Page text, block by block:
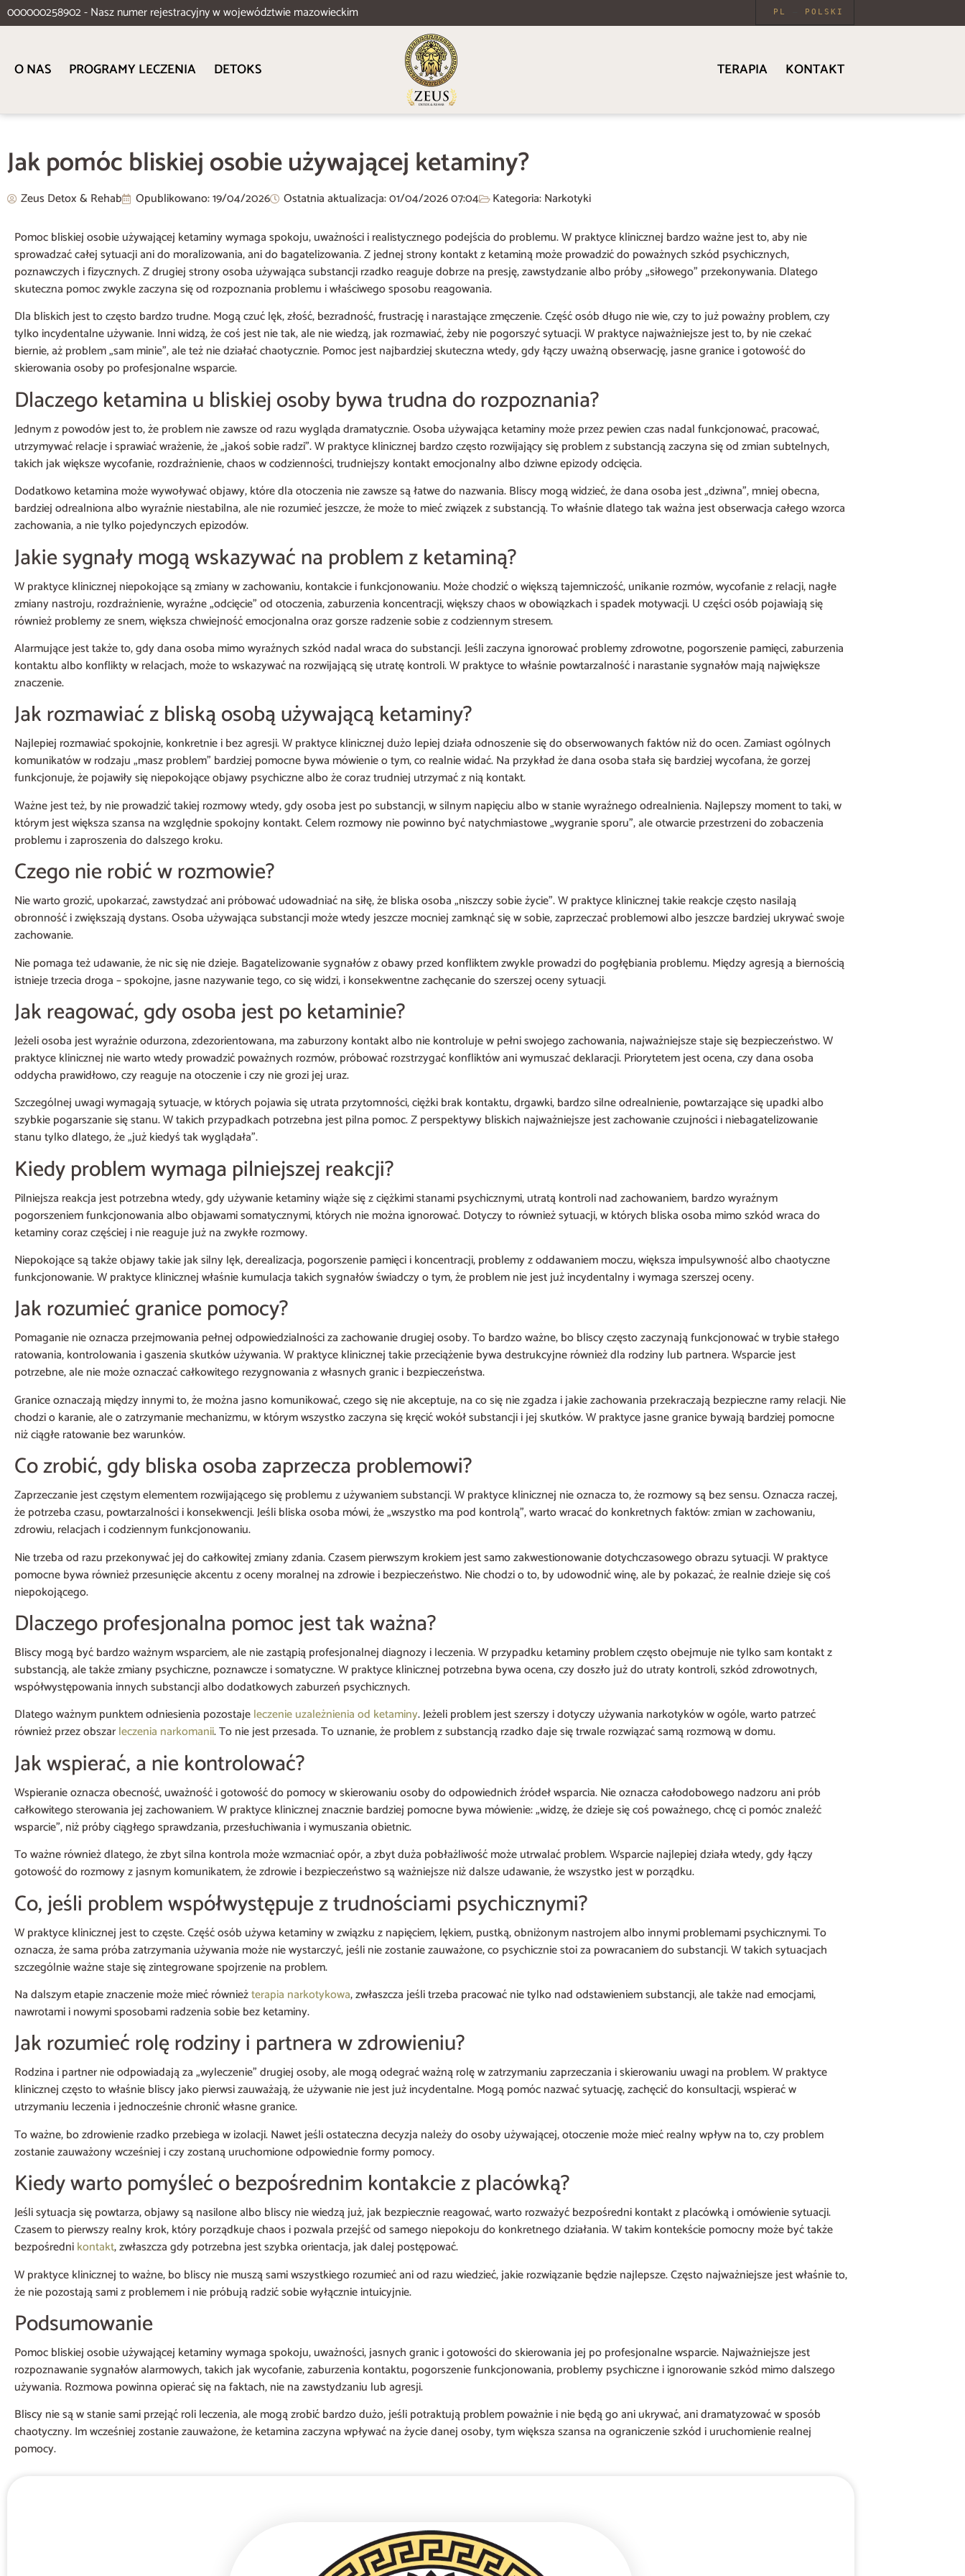
000000258902 - Nasz numer rejestracyjny w województwie mazowieckim POLSKI
PL
O NAS PROGRAMY LECZENIA DETOKS TERAPIA KONTAKT
Jak pomóc bliskiej osobie używającej ketaminy?
Zeus Detox & Rehab Opublikowano:19/04/2026 Ostatnia aktualizacja: 01/04/202607:04 Kategoria:Narkotyki
Pomoc bliskiej osobie używającej ketaminy wymaga spokoju, uważności i realistycznego podejścia do problemu. W praktyce klinicznej bardzo ważne jest to, aby nie
sprowadzać całej sytuacji ani do moralizowania, ani do bagatelizowania. Z jednej strony kontakt z ketaminą może prowadzić do poważnych szkód psychicznych,
poznawczych i fizycznych. Z drugiej strony osoba używająca substancji rzadko reaguje dobrze na presję, zawstydzanie albo próby „siłowego” przekonywania. Dlatego
skuteczna pomoc zwykle zaczyna się od rozpoznania problemu i właściwego sposobu reagowania.
Dla bliskich jest to często bardzo trudne. Mogą czuć lęk, złość, bezradność, frustrację i narastające zmęczenie. Część osób długo nie wie, czy to już poważny problem, czy
tylko incydentalne używanie. Inni widzą, że coś jest nie tak, ale nie wiedzą, jak rozmawiać, żeby nie pogorszyć sytuacji. W praktyce najważniejsze jest to, by nie czekać
biernie, aż problem „sam minie”, ale też nie działać chaotycznie. Pomoc jest najbardziej skuteczna wtedy, gdy łączy uważną obserwację, jasne granice i gotowość do
skierowania osoby po profesjonalne wsparcie.
Dlaczego ketamina u bliskiej osoby bywa trudna do rozpoznania?
Jednym z powodów jest to, że problem nie zawsze od razu wygląda dramatycznie. Osoba używająca ketaminy może przez pewien czas nadal funkcjonować, pracować,
utrzymywać relacje i sprawiać wrażenie, że „jakoś sobie radzi”. W praktyce klinicznej bardzo często rozwijający się problem z substancją zaczyna się od zmian subtelnych,
takich jak większe wycofanie, rozdrażnienie, chaos w codzienności, trudniejszy kontakt emocjonalny albo dziwne epizody odcięcia.
Dodatkowo ketamina może wywoływać objawy, które dla otoczenia nie zawsze są łatwe do nazwania. Bliscy mogą widzieć, że dana osoba jest „dziwna”, mniej obecna,
bardziej odrealniona albo wyraźnie niestabilna, ale nie rozumieć jeszcze, że może to mieć związek z substancją. To właśnie dlatego tak ważna jest obserwacja całego wzorca
zachowania, a nie tylko pojedynczych epizodów.
Jakie sygnały mogą wskazywać na problem z ketaminą?
W praktyce klinicznej niepokojące są zmiany w zachowaniu, kontakcie i funkcjonowaniu. Może chodzić o większą tajemniczość, unikanie rozmów, wycofanie z relacji, nagłe
zmiany nastroju, rozdrażnienie, wyraźne „odcięcie” od otoczenia, zaburzenia koncentracji, większy chaos w obowiązkach i spadek motywacji. U części osób pojawiają się
również problemy ze snem, większa chwiejność emocjonalna oraz gorsze radzenie sobie z codziennym stresem.
Alarmujące jest także to, gdy dana osoba mimo wyraźnych szkód nadal wraca do substancji. Jeśli zaczyna ignorować problemy zdrowotne, pogorszenie pamięci, zaburzenia
kontaktu albo konflikty w relacjach, może to wskazywać na rozwijającą się utratę kontroli. W praktyce to właśnie powtarzalność i narastanie sygnałów mają największe
znaczenie.
Jak rozmawiać z bliską osobą używającą ketaminy?
Najlepiej rozmawiać spokojnie, konkretnie i bez agresji. W praktyce klinicznej dużo lepiej działa odnoszenie się do obserwowanych faktów niż do ocen. Zamiast ogólnych
komunikatów w rodzaju „masz problem” bardziej pomocne bywa mówienie o tym, co realnie widać. Na przykład że dana osoba stała się bardziej wycofana, że gorzej
funkcjonuje, że pojawiły się niepokojące objawy psychiczne albo że coraz trudniej utrzymać z nią kontakt.
Ważne jest też, by nie prowadzić takiej rozmowy wtedy, gdy osoba jest po substancji, w silnym napięciu albo w stanie wyraźnego odrealnienia. Najlepszy moment to taki, w
którym jest większa szansa na względnie spokojny kontakt. Celem rozmowy nie powinno być natychmiastowe „wygranie sporu”, ale otwarcie przestrzeni do zobaczenia
problemu i zaproszenia do dalszego kroku.
Czego nie robić w rozmowie?
Nie warto grozić, upokarzać, zawstydzać ani próbować udowadniać na siłę, że bliska osoba „niszczy sobie życie”. W praktyce klinicznej takie reakcje często nasilają
obronność i zwiększają dystans. Osoba używająca substancji może wtedy jeszcze mocniej zamknąć się w sobie, zaprzeczać problemowi albo jeszcze bardziej ukrywać swoje
zachowanie.
Nie pomaga też udawanie, że nic się nie dzieje. Bagatelizowanie sygnałów z obawy przed konfliktem zwykle prowadzi do pogłębiania problemu. Między agresją a biernością
istnieje trzecia droga – spokojne, jasne nazywanie tego, co się widzi, i konsekwentne zachęcanie do szerszej oceny sytuacji.
Jak reagować, gdy osoba jest po ketaminie?
Jeżeli osoba jest wyraźnie odurzona, zdezorientowana, ma zaburzony kontakt albo nie kontroluje w pełni swojego zachowania, najważniejsze staje się bezpieczeństwo. W
praktyce klinicznej nie warto wtedy prowadzić poważnych rozmów, próbować rozstrzygać konfliktów ani wymuszać deklaracji. Priorytetem jest ocena, czy dana osoba
oddycha prawidłowo, czy reaguje na otoczenie i czy nie grozi jej uraz.
Szczególnej uwagi wymagają sytuacje, w których pojawia się utrata przytomności, ciężki brak kontaktu, drgawki, bardzo silne odrealnienie, powtarzające się upadki albo
szybkie pogarszanie się stanu. W takich przypadkach potrzebna jest pilna pomoc. Z perspektywy bliskich najważniejsze jest zachowanie czujności i niebagatelizowanie
stanu tylko dlatego, że „już kiedyś tak wyglądała”.
Kiedy problem wymaga pilniejszej reakcji?
Pilniejsza reakcja jest potrzebna wtedy, gdy używanie ketaminy wiąże się z ciężkimi stanami psychicznymi, utratą kontroli nad zachowaniem, bardzo wyraźnym
pogorszeniem funkcjonowania albo objawami somatycznymi, których nie można ignorować. Dotyczy to również sytuacji, w których bliska osoba mimo szkód wraca do
ketaminy coraz częściej i nie reaguje już na zwykłe rozmowy.
Niepokojące są także objawy takie jak silny lęk, derealizacja, pogorszenie pamięci i koncentracji, problemy z oddawaniem moczu, większa impulsywność albo chaotyczne
funkcjonowanie. W praktyce klinicznej właśnie kumulacja takich sygnałów świadczy o tym, że problem nie jest już incydentalny i wymaga szerszej oceny.
Jak rozumieć granice pomocy?
Pomaganie nie oznacza przejmowania pełnej odpowiedzialności za zachowanie drugiej osoby. To bardzo ważne, bo bliscy często zaczynają funkcjonować w trybie stałego
ratowania, kontrolowania i gaszenia skutków używania. W praktyce klinicznej takie przeciążenie bywa destrukcyjne również dla rodziny lub partnera. Wsparcie jest
potrzebne, ale nie może oznaczać całkowitego rezygnowania z własnych granic i bezpieczeństwa.
Granice oznaczają między innymi to, że można jasno komunikować, czego się nie akceptuje, na co się nie zgadza i jakie zachowania przekraczają bezpieczne ramy relacji. Nie
chodzi o karanie, ale o zatrzymanie mechanizmu, w którym wszystko zaczyna się kręcić wokół substancji i jej skutków. W praktyce jasne granice bywają bardziej pomocne
niż ciągłe ratowanie bez warunków.
Co zrobić, gdy bliska osoba zaprzecza problemowi?
Zaprzeczanie jest częstym elementem rozwijającego się problemu z używaniem substancji. W praktyce klinicznej nie oznacza to, że rozmowy są bez sensu. Oznacza raczej,
że potrzeba czasu, powtarzalności i konsekwencji. Jeśli bliska osoba mówi, że „wszystko ma pod kontrolą”, warto wracać do konkretnych faktów: zmian w zachowaniu,
zdrowiu, relacjach i codziennym funkcjonowaniu.
Nie trzeba od razu przekonywać jej do całkowitej zmiany zdania. Czasem pierwszym krokiem jest samo zakwestionowanie dotychczasowego obrazu sytuacji. W praktyce
pomocne bywa również przesunięcie akcentu z oceny moralnej na zdrowie i bezpieczeństwo. Nie chodzi o to, by udowodnić winę, ale by pokazać, że realnie dzieje się coś
niepokojącego.
Dlaczego profesjonalna pomoc jest tak ważna?
Bliscy mogą być bardzo ważnym wsparciem, ale nie zastąpią profesjonalnej diagnozy i leczenia. W przypadku ketaminy problem często obejmuje nie tylko sam kontakt z
substancją, ale także zmiany psychiczne, poznawcze i somatyczne. W praktyce klinicznej potrzebna bywa ocena, czy doszło już do utraty kontroli, szkód zdrowotnych,
współwystępowania innych substancji albo dodatkowych zaburzeń psychicznych.
Dlatego ważnym punktem odniesienia pozostajeleczenie uzależnienia od ketaminy. Jeżeli problem jest szerszy i dotyczy używania narkotyków w ogóle, warto patrzeć
również przez obszarleczenia narkomanii. To nie jest przesada. To uznanie, że problem z substancją rzadko daje się trwale rozwiązać samą rozmową w domu.
Jak wspierać, a nie kontrolować?
Wspieranie oznacza obecność, uważność i gotowość do pomocy w skierowaniu osoby do odpowiednich źródeł wsparcia. Nie oznacza całodobowego nadzoru ani prób
całkowitego sterowania jej zachowaniem. W praktyce klinicznej znacznie bardziej pomocne bywa mówienie: „widzę, że dzieje się coś poważnego, chcę ci pomóc znaleźć
wsparcie”, niż próby ciągłego sprawdzania, przesłuchiwania i wymuszania obietnic.
To ważne również dlatego, że zbyt silna kontrola może wzmacniać opór, a zbyt duża pobłażliwość może utrwalać problem. Wsparcie najlepiej działa wtedy, gdy łączy
gotowość do rozmowy z jasnym komunikatem, że zdrowie i bezpieczeństwo są ważniejsze niż dalsze udawanie, że wszystko jest w porządku.
Co, jeśli problem współwystępuje z trudnościami psychicznymi?
W praktyce klinicznej jest to częste. Część osób używa ketaminy w związku z napięciem, lękiem, pustką, obniżonym nastrojem albo innymi problemami psychicznymi. To
oznacza, że sama próba zatrzymania używania może nie wystarczyć, jeśli nie zostanie zauważone, co psychicznie stoi za powracaniem do substancji. W takich sytuacjach
szczególnie ważne staje się zintegrowane spojrzenie na problem.
Na dalszym etapie znaczenie może mieć równieżterapia narkotykowa, zwłaszcza jeśli trzeba pracować nie tylko nad odstawieniem substancji, ale także nad emocjami,
nawrotami i nowymi sposobami radzenia sobie bez ketaminy.
Jak rozumieć rolę rodziny i partnera w zdrowieniu?
Rodzina i partner nie odpowiadają za „wyleczenie” drugiej osoby, ale mogą odegrać ważną rolę w zatrzymaniu zaprzeczania i skierowaniu uwagi na problem. W praktyce
klinicznej często to właśnie bliscy jako pierwsi zauważają, że używanie nie jest już incydentalne. Mogą pomóc nazwać sytuację, zachęcić do konsultacji, wspierać w
utrzymaniu leczenia i jednocześnie chronić własne granice.
To ważne, bo zdrowienie rzadko przebiega w izolacji. Nawet jeśli ostateczna decyzja należy do osoby używającej, otoczenie może mieć realny wpływ na to, czy problem
zostanie zauważony wcześniej i czy zostaną uruchomione odpowiednie formy pomocy.
Kiedy warto pomyśleć o bezpośrednim kontakcie z placówką?
Jeśli sytuacja się powtarza, objawy są nasilone albo bliscy nie wiedzą już, jak bezpiecznie reagować, warto rozważyć bezpośredni kontakt z placówką i omówienie sytuacji.
Czasem to pierwszy realny krok, który porządkuje chaos i pozwala przejść od samego niepokoju do konkretnego działania. W takim kontekście pomocny może być także
bezpośrednikontakt, zwłaszcza gdy potrzebna jest szybka orientacja, jak dalej postępować.
W praktyce klinicznej to ważne, bo bliscy nie muszą sami wszystkiego rozumieć ani od razu wiedzieć, jakie rozwiązanie będzie najlepsze. Często najważniejsze jest właśnie to,
że nie pozostają sami z problemem i nie próbują radzić sobie wyłącznie intuicyjnie.
Podsumowanie
Pomoc bliskiej osobie używającej ketaminy wymaga spokoju, uważności, jasnych granic i gotowości do skierowania jej po profesjonalne wsparcie. Najważniejsze jest
rozpoznawanie sygnałów alarmowych, takich jak wycofanie, zaburzenia kontaktu, pogorszenie funkcjonowania, problemy psychiczne i ignorowanie szkód mimo dalszego
używania. Rozmowa powinna opierać się na faktach, nie na zawstydzaniu lub agresji.
Bliscy nie są w stanie sami przejąć roli leczenia, ale mogą zrobić bardzo dużo, jeśli potraktują problem poważnie i nie będą go ani ukrywać, ani dramatyzować w sposób
chaotyczny. Im wcześniej zostanie zauważone, że ketamina zaczyna wpływać na życie danej osoby, tym większa szansa na ograniczenie szkód i uruchomienie realnej
pomocy.